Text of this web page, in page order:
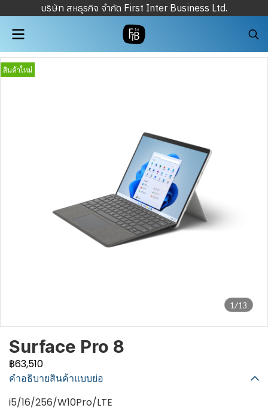
บริษัท สหธุรกิจ จำกัด First Inter Business Ltd.
1/13
สินค้าใหม่
Surface Pro 8
฿63,510
คำอธิบายสินค้าแบบย่อ
i5/16/256/W10Pro/LTE